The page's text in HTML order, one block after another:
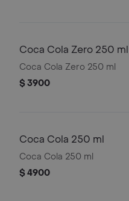
Coca Cola Zero 250 ml
Coca Cola Zero 250 ml
$ 3900
Coca Cola 250 ml
Coca Cola 250 ml
$ 4900